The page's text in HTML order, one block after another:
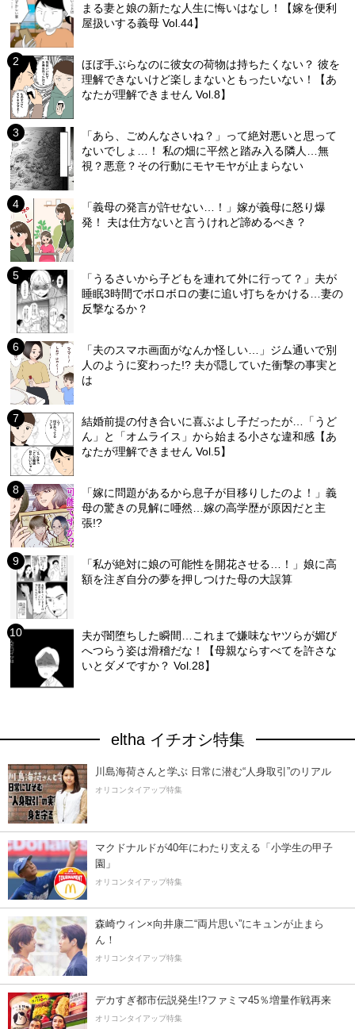
まる妻と娘の新たな人生に悔いはなし！【嫁を便利
屋扱いする義母 Vol.44】
ほぼ手ぶらなのに彼女の荷物は持ちたくない？ 彼を
理解できないけど楽しまないともったいない！【あ
なたが理解できません Vol.8】
「あら、ごめんなさいね？」って絶対悪いと思って
ないでしょ…！ 私の畑に平然と踏み入る隣人…無
視？悪意？その行動にモヤモヤが止まらない
「義母の発言が許せない…！」嫁が義母に怒り爆
発！ 夫は仕方ないと言うけれど諦めるべき？
「うるさいから子どもを連れて外に行って？」夫が
睡眠3時間でボロボロの妻に追い打ちをかける…妻の
反撃なるか？
「夫のスマホ画面がなんか怪しい…」ジム通いで別
人のように変わった!? 夫が隠していた衝撃の事実と
は
結婚前提の付き合いに喜ぶよし子だったが…「うど
ん」と「オムライス」から始まる小さな違和感【あ
なたが理解できません Vol.5】
「嫁に問題があるから息子が目移りしたのよ！」義
母の驚きの見解に唖然…嫁の高学歴が原因だと主
張!?
「私が絶対に娘の可能性を開花させる…！」娘に高
額を注ぎ自分の夢を押しつけた母の大誤算
夫が闇堕ちした瞬間…これまで嫌味なヤツらが媚び
へつらう姿は滑稽だな！【母親ならすべてを許さな
いとダメですか？ Vol.28】
eltha イチオシ特集
川島海荷さんと学ぶ 日常に潜む“人身取引”のリアル
オリコンタイアップ特集
マクドナルドが40年にわたり支える「小学生の甲子
園」
オリコンタイアップ特集
森崎ウィン×向井康二“両片思い”にキュンが止まら
ん！
オリコンタイアップ特集
デカすぎ都市伝説発生!?ファミマ45％増量作戦再来
オリコンタイアップ特集